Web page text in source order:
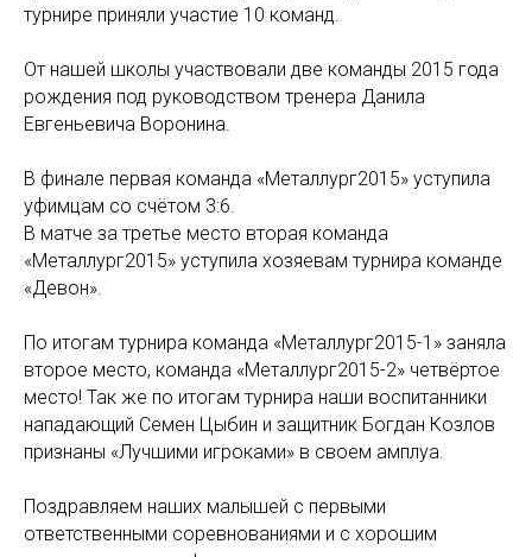
турнире приняли участие 10 команд.
От нашей школы участвовали две команды 2015 года
рождения под руководством тренера Данила
Евгеньевича Воронина.
В финале первая команда «Металлург2015» уступила
уфимцам со счётом 3:6.
В матче за третье место вторая команда
«Металлург2015» уступила хозяевам турнира команде
«Девон».
По итогам турнира команда «Металлург2015-1» заняла
второе место, команда «Металлург2015-2» четвёртое
место! Так же по итогам турнира наши воспитанники
нападающий Семен Цыбин и защитник Богдан Козлов
признаны «Лучшими игроками» в своем амплуа.
Поздравляем наших малышей с первыми
ответственными соревнованиями и с хорошим